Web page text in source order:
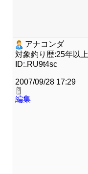
アナコンダ
対象釣り歴:25年以上
ID:.RU9t4sc
2007/09/28 17:29
編集